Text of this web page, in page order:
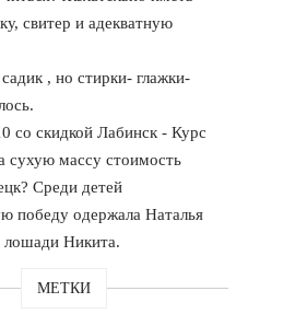
свитер и адекватную
, но стирки- глажки-
со скидкой Лабинск - Курс
сухую массу стоимость
Среди детей
победу одержала Наталья
лошади Никита.
МЕТКИ